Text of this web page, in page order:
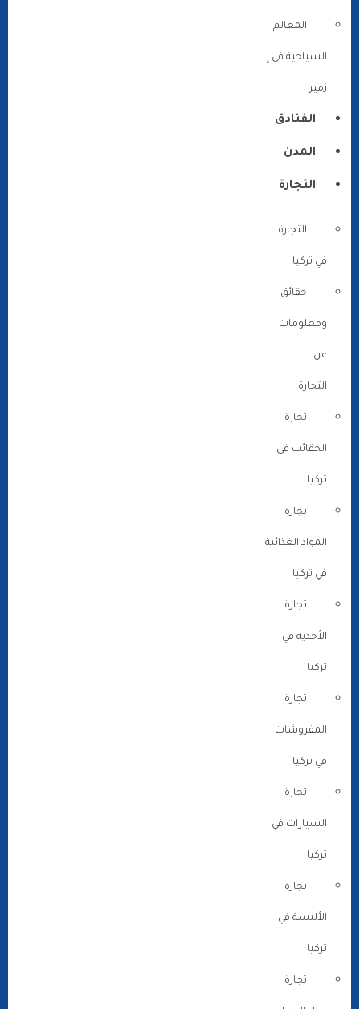
المعالم
السياحية في إ
زمير
الفنادق
المدن
التجارة
التجارة
في تركيا
حقائق
ومعلومات
عن
التجارة
تجارة
الحقائب فى
تركيا
تجارة
المواد الغذائية
في تركيا
تجارة
الأحذية في
تركيا
تجارة
المفروشات
في تركيا
تجارة
السيارات في
تركيا
تجارة
الألبسة في
تركيا
تجارة